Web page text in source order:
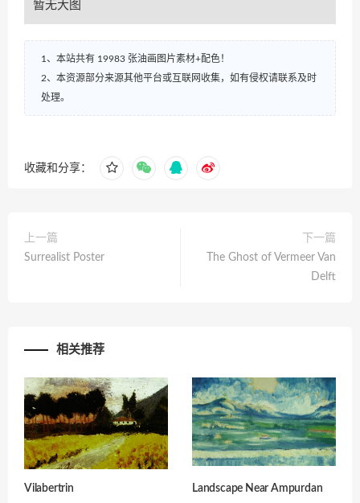
暂无大图
1、本站共有 19983 张油画图片素材+配色！
2、本资源部分来源其他平台或互联网收集，如有侵权请联系及时
处理。
收藏和分享：
上一篇
Surrealist Poster
下一篇
The Ghost of Vermeer Van
Delft
相关推荐
Vilabertrin Landscape Near Ampurdan